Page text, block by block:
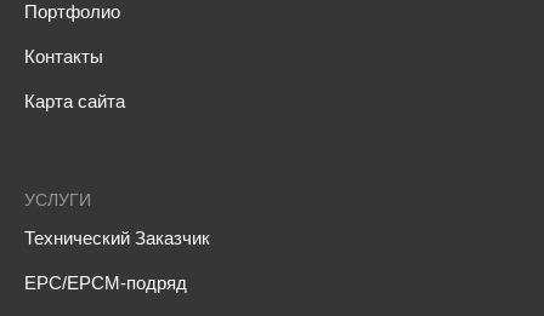
Портфолио
Контакты
Карта сайта
УСЛУГИ
Технический Заказчик
EPC/EPCM-подряд